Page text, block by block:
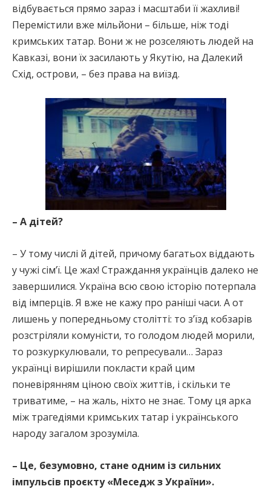
відбувається прямо зараз і масштаби її жахливі!
Перемістили вже мільйони – більше, ніж тоді
кримських татар. Вони ж не розселяють людей на
Кавказі, вони їх засилають у Якутію, на Далекий
Схід, острови, – без права на виїзд.
– А дітей?
– У тому числі й дітей, причому багатьох віддають
у чужі сім’ї. Це жах! Страждання українців далеко не
завершилися. Україна всю свою історію потерпала
від імперців. Я вже не кажу про раніші часи. А от
лишень у попередньому столітті: то з’їзд кобзарів
розстріляли комуністи, то голодом людей морили,
то розкуркулювали, то репресували… Зараз
українці вирішили покласти край цим
поневірянням ціною своїх життів, і скільки те
триватиме, – на жаль, ніхто не знає. Тому ця арка
між трагедіями кримських татар і українського
народу загалом зрозуміла.
– Це, безумовно, стане одним із сильних
імпульсів проєкту «Меседж з України».